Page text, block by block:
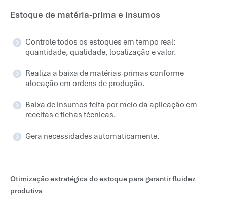
Estoque de matéria-prima e insumos
Controle todos os estoques em tempo real:
quantidade, qualidade, localização e valor.
Realiza a baixa de matérias-primas conforme
alocação em ordens de produção.
Baixa de insumos feita por meio da aplicação em
receitas e fichas técnicas.
Gera necessidades automaticamente.
Otimização estratégica do estoque para garantir fluidez
produtiva